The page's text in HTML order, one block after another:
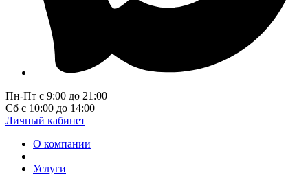
Пн-Пт с 9:00 до 21:00
Сб с 10:00 до 14:00
Личный кабинет
О компании
Услуги